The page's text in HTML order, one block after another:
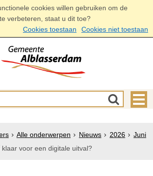
cookies willen gebruiken om de
verbeteren, staat u dit toe?
Cookies toestaan
Cookies niet toestaan
Alle onderwerpen Nieuws 2026
Juni
klaar voor een digitale uitval?